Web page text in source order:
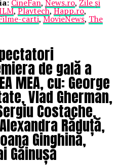
: CineFan, News.ro, Zile și
,Playtech,Happ.ro,
carti,MovieNews, The
de gală a
MEA, cu: George
Vlad Gherman,
Costache,
Răduță,
Ginghină,
Găinușă